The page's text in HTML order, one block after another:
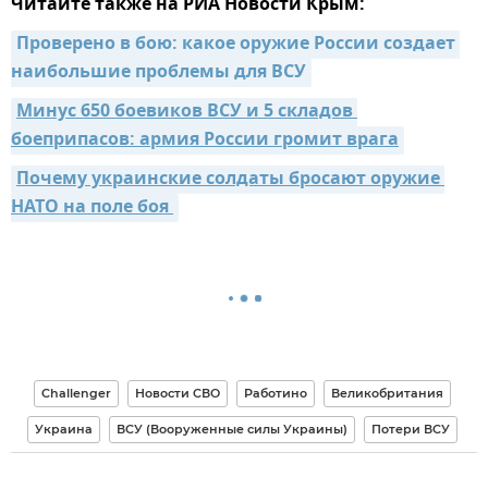
Читайте также на РИА Новости Крым:
Проверено в бою: какое оружие России создает
наибольшие проблемы для ВСУ
Минус 650 боевиков ВСУ и 5 складов
боеприпасов: армия России громит врага
Почему украинские солдаты бросают оружие
НАТО на поле боя
Challenger Новости СВО Работино Великобритания
Украина ВСУ (Вооруженные силы Украины) Потери ВСУ